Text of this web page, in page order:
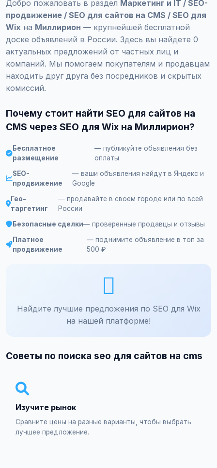
Добро пожаловать в раздел Маркетинг и IT / SEO-
продвижение / SEO для сайтов на CMS / SEO для
Wix на Миллирион — крупнейшей бесплатной
доске объявлений в России. Здесь вы найдете 0
актуальных предложений от частных лиц и
компаний. Мы помогаем покупателям и продавцам
находить друг друга без посредников и скрытых
комиссий.
Почему стоит найти SEO для сайтов на
CMS через SEO для Wix на Миллирион?
Бесплатное
размещение
— публикуйте объявления без
оплаты
SEO-
продвижение
— ваши объявления найдут в Яндекс и
Google
Гео-
таргетинг
— продавайте в своем городе или по всей
России
Безопасные сделки— проверенные продавцы и отзывы
Платное
продвижение
— поднимите объявление в топ за
500 ₽
Найдите лучшие предложения по SEO для Wix
на нашей платформе!
Советы по поиска seo для сайтов на cms
Изучите рынок
Сравните цены на разные варианты, чтобы выбрать
лучшее предложение.